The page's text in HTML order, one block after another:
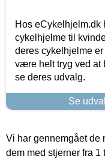
Hos eCykelhjelm.dk
cykelhjelme til
deres cykelhjelme
være helt tryg ved at
se deres udvalg.
Se
Vi har gennemgået
dem med stjerner fra 1